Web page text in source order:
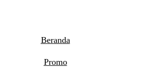
Beranda
Promo